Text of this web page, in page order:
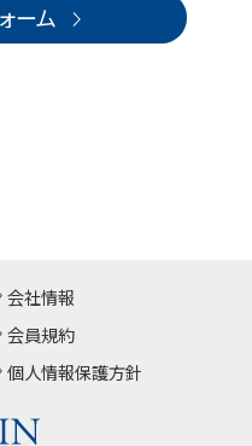
ーム
会社情報
会員規約
個人情報保護方針